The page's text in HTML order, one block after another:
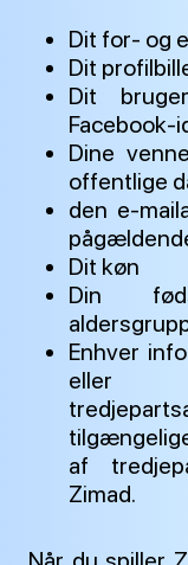
Dit for- og
Dit
Dit
Facebook-
Dine
offentlige
den e-
Dit køn
Din
Enhver
eller
af
Zimad.